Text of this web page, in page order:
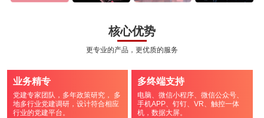
核心优势
更专业的产品，更优质的服务
业务精专
党建专家团队，多年政策研究， 多
地多行业党建调研，设计符合相应
行业的党建平台。
多终端支持
电脑、微信小程序、微信公众号、
手机APP、钉钉、VR、触控一体
机，数据大屏。